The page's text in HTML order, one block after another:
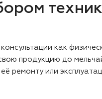
как
продукцию до
ремонту или